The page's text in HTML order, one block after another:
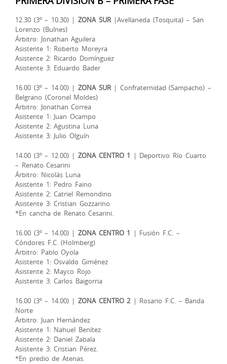
12.30 (3º – 10.30) | ZONA SUR|Avellaneda (Tosquita) – San
Lorenzo (Bulnes)
Árbitro: Jonathan Aguilera
Asistente 1: Roberto Moreyra
Asistente 2: Ricardo Domínguez
Asistente 3: Eduardo Bader
16.00 (3º – 14.00) | ZONA SUR| Confraternidad (Sampacho) –
Belgrano (Coronel Moldes)
Árbitro: Jonathan Correa
Asistente 1: Juan Ocampo
Asistente 2: Agustina Luna
Asistente 3: Julio Olguín
14.00 (3º – 12.00) | ZONA CENTRO 1
| Deportivo Río Cuarto
– Renato Cesarini
Árbitro: Nicolás Luna
Asistente 1: Pedro Faino
Asistente 2: Catriel Remondino
Asistente 3: Cristian Gozzarino
*En cancha de Renato Cesarini.
16.00 (3º – 14.00) | ZONA CENTRO 1
| Fusión F.C. –
Cóndores F.C. (Holmberg)
Árbitro: Pablo Oyola
Asistente 1: Osvaldo Giménez
Asistente 2: Mayco Rojo
Asistente 3: Carlos Baigorria
16.00 (3º – 14.00) | ZONA CENTRO 2| Rosario F.C. – Banda
Norte
Árbitro: Juan Hernández
Asistente 1: Nahuel Benítez
Asistente 2: Daniel Zabala
Asistente 3: Cristian Pérez.
*En predio de Atenas.